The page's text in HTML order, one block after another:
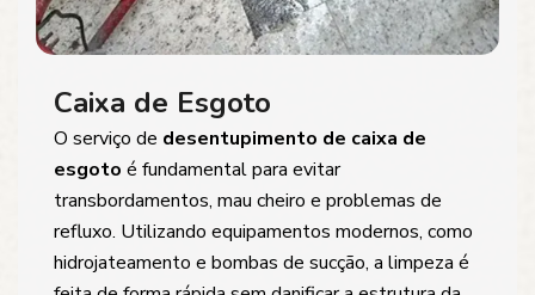
Caixa de Esgoto
O serviço de desentupimento de caixa de
esgoto é fundamental para evitar
transbordamentos, mau cheiro e problemas de
refluxo. Utilizando equipamentos modernos, como
hidrojateamento e bombas de sucção, a limpeza é